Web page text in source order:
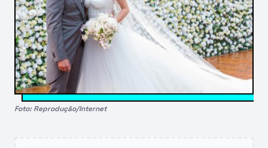
Foto: Reprodução/Internet